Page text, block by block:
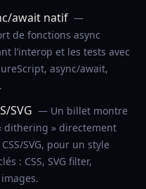
await natif —
de fonctions async
l’interop et les tests avec
async/await,
SVG — Un billet montre
dithering » directement
SVG, pour un style
: CSS, SVG filter,